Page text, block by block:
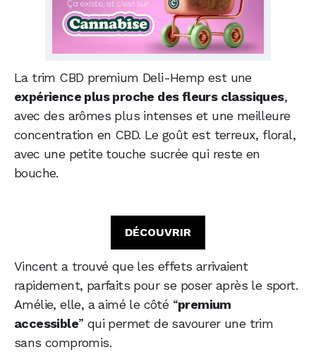
La trim CBD premium Deli-Hemp est une
expérience plus proche des fleurs classiques,
avec des arômes plus intenses et une meilleure
concentration en CBD. Le goût est terreux, floral,
avec une petite touche sucrée qui reste en
bouche.
DÉCOUVRIR
Vincent a trouvé que les effets arrivaient
rapidement, parfaits pour se poser après le sport.
Amélie, elle, a aimé le côté “premium
accessible” qui permet de savourer une trim
sans compromis.